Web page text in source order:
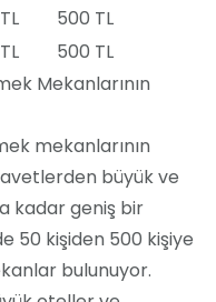
500 TL
500 TL
Mekanlarının
mekanlarının
büyük ve
kadar geniş bir
50 kişiden 500 kişiye
bulunuyor.